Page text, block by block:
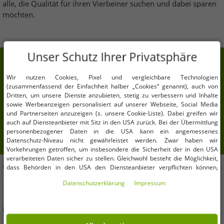
alle, die Qualität für ihren Vierbeiner suchen und dabei sparen
möchten.
7% Extra-Rabatt auf deinen Einkauf
Meld Dich für unseren Newsletter an und erhalte
Deine 7% Extra-Rabatt.
Deine E-Mail-Adresse hier
Anmelden
WIR HELFEN DIR!
Hast Du Fragen oder brauchst Hilfe? Wir beraten Dich gern!
E-Mail:
Unser Schutz Ihrer Privatsphäre
Wir nutzen Cookies, Pixel und vergleichbare Technologien
(zusammenfassend der Einfachheit halber „Cookies“ genannt), auch von
Dritten, um unsere Dienste anzubieten, stetig zu verbessern und Inhalte
sowie Werbeanzeigen personalisiert auf unserer Webseite, Social Media
und Partnerseiten anzuzeigen (s. unsere Cookie-Liste). Dabei greifen wir
auch auf Diensteanbieter mit Sitz in den USA zurück. Bei der Übermittlung
personenbezogener Daten in die USA kann ein angemessenes
Datenschutz-Niveau nicht gewährleistet werden. Zwar haben wir
Vorkehrungen getroffen, um insbesondere die Sicherheit der in den USA
verarbeiteten Daten sicher zu stellen. Gleichwohl besteht die Möglichkeit,
dass Behörden in den USA den Diensteanbieter verpflichten können,
im Einzelfall auf Basis entsprechender US-Gesetzgebung, ein wirksamer
Zugriff informiert wirst. Mit Deiner Einwilligung gem. Art. 49 Abs. 1 lit. a
DSGVO erklärst Du Dich in die Übermittlung in die USA für einverstanden
Daten­schutz­erklärung Impressum